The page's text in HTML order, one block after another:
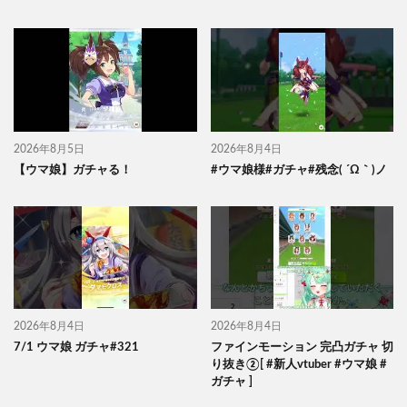
2026年8月5日
【ウマ娘】ガチャる！
2026年8月4日
#ウマ娘様#ガチャ#残念( ´Ω｀)ノ
2026年8月4日
7/1 ウマ娘 ガチャ#321
2026年8月4日
ファインモーション 完凸ガチャ 切
り抜き②[ #新人vtuber #ウマ娘 #
ガチャ ]